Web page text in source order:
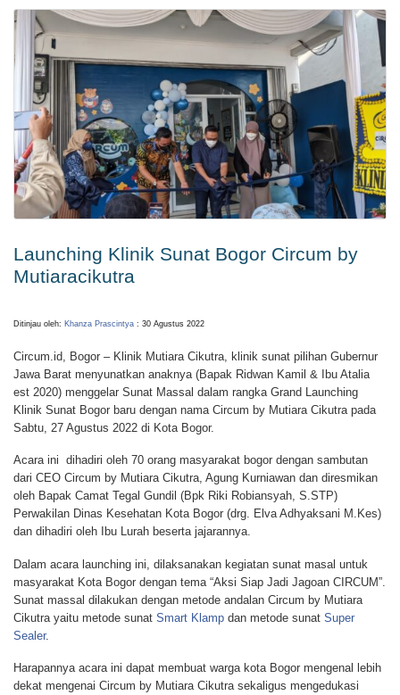
Launching Klinik Sunat Bogor Circum by
Mutiaracikutra
Ditinjau oleh: Khanza Prascintya : 30 Agustus 2022
Circum.id, Bogor – Klinik Mutiara Cikutra, klinik sunat pilihan Gubernur
Jawa Barat menyunatkan anaknya (Bapak Ridwan Kamil & Ibu Atalia
est 2020) menggelar Sunat Massal dalam rangka Grand Launching
Klinik Sunat Bogor baru dengan nama Circum by Mutiara Cikutra pada
Sabtu, 27 Agustus 2022 di Kota Bogor.
Acara ini dihadiri oleh 70 orang masyarakat bogor dengan sambutan
dari CEO Circum by Mutiara Cikutra, Agung Kurniawan dan diresmikan
oleh Bapak Camat Tegal Gundil (Bpk Riki Robiansyah, S.STP)
Perwakilan Dinas Kesehatan Kota Bogor (drg. Elva Adhyaksani M.Kes)
dan dihadiri oleh Ibu Lurah beserta jajarannya.
Dalam acara launching ini, dilaksanakan kegiatan sunat masal untuk
masyarakat Kota Bogor dengan tema “Aksi Siap Jadi Jagoan CIRCUM”.
Sunat massal dilakukan dengan metode andalan Circum by Mutiara
Cikutra yaitu metode sunat Smart Klamp dan metode sunat Super
Sealer.
Harapannya acara ini dapat membuat warga kota Bogor mengenal lebih
dekat mengenai Circum by Mutiara Cikutra sekaligus mengedukasi